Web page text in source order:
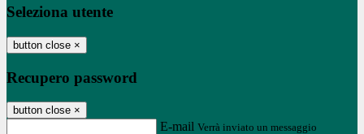
Seleziona utente
button close ×
Recupero password
button close ×
E-mail Verrà inviato un messaggio